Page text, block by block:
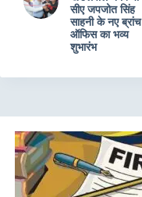
सीए जपजोत सिंह
साहनी के नए ब्रांच
ऑफिस का भव्य
शुभारंभ